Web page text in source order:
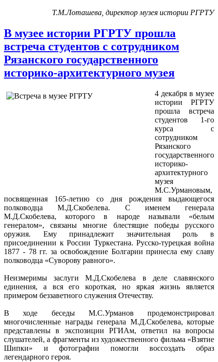
Т.М.Лоташева, директор музея истории РГРТУ
В музее истории РГРТУ прошла
встреча студентов с сотрудником
Рязанского государственного
историко-архитектурного музея
4 декабря в музее
истории РГРТУ
прошла встреча
студентов 1-го
курса с
сотрудником
Рязанского
государственного
историко-
архитектурного
музея
М.С.Урмановым,
посвященная 165-летию со дня рождения выдающегося
полководца М.Д.Скобелева. С именем генерала
М.Д.Скобелева, которого в народе называли «белым
генералом», связаны многие блестящие победы русского
оружия. Ему принадлежит значительная роль в
присоединении к России Туркестана. Русско-турецкая война
1877 - 78 гг. за освобождение Болгарии принесла ему славу
полководца «Суворову равного».
Неизмеримы заслуги М.Д.Скобелева в деле славянского
единения, а вся его короткая, но яркая жизнь является
примером беззаветного служения Отечеству.
В ходе беседы М.С.Урманов продемонстрировал
многочисленные награды генерала М.Д.Скобелева, которые
представлены в экспозиции РГИАм, ответил на вопросы
слушателей, а фрагменты из художественного фильма «Взятие
Шипки» и фотографии помогли воссоздать образ
легендарного героя.